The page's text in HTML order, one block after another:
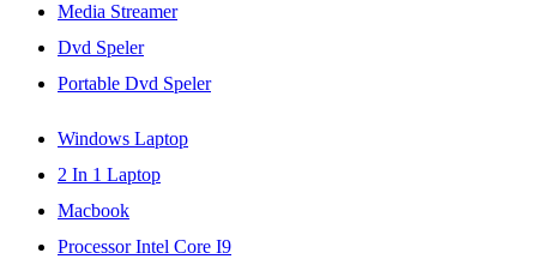
Media Streamer
Dvd Speler
Portable Dvd Speler
Windows Laptop
2 In 1 Laptop
Macbook
Processor Intel Core I9